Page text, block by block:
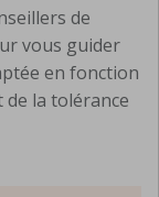
de
vous guider
en fonction
de la tolérance